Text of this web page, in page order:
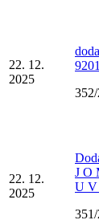
22. 12.
2025
22. 12.
2025
J O
U V